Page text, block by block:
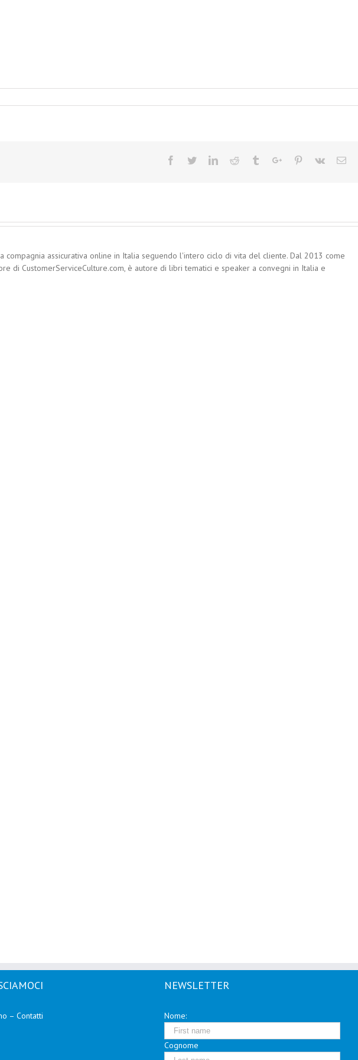
Facebook
TwitterLinkedinReddit TumblrGoogle+Pinterest
Vk
compagnia assicurativa online in Italia seguendo l'intero ciclo di vita del cliente. Dal 2013 come
di CustomerServiceCulture.com, è autore di libri tematici e speaker a convegni in Italia e
– Contatti
NEWSLETTER
Nome:
Cognome